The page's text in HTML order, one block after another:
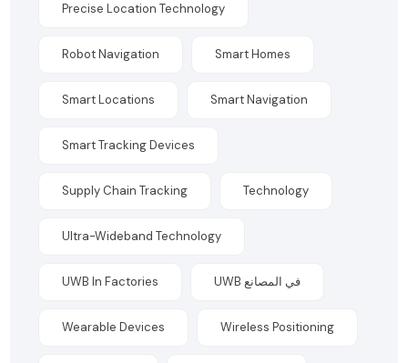
Precise Location Technology
Robot Navigation Smart Homes
Smart Locations Smart Navigation
Smart Tracking Devices
Supply Chain Tracking Technology
Ultra-Wideband Technology
UWB In Factories UWB في المصانع
Wearable Devices Wireless Positioning